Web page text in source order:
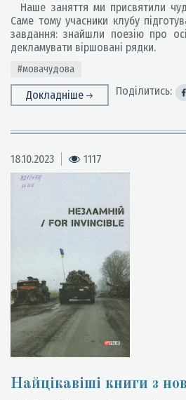
Наше заняття ми присвятили
Саме тому учасники клубу
завдання: знайшли поезію про
декламувати віршовані рядки.
#мовачудова
Докладніше Поділитись:
18.10.2023 1117
Найцікавіші книги з